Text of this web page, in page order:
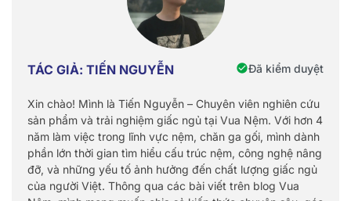
TÁC GIẢ: TIẾN NGUYỄN Đã kiểm duyệt
Xin chào! Mình là Tiến Nguyễn – Chuyên viên nghiên cứu
sản phẩm và trải nghiệm giấc ngủ tại Vua Nệm. Với hơn 4
năm làm việc trong lĩnh vực nệm, chăn ga gối, mình dành
phần lớn thời gian tìm hiểu cấu trúc nệm, công nghệ nâng
đỡ, và những yếu tố ảnh hưởng đến chất lượng giấc ngủ
của người Việt. Thông qua các bài viết trên blog Vua